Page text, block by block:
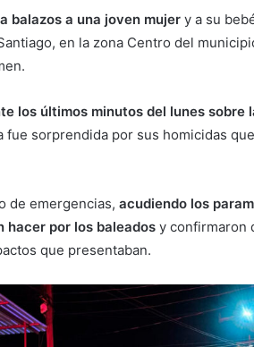
balazos a una joven mujer y a su
en la zona Centro del
los últimos minutos del lunes sobre
sorprendida por sus homicidas
de emergencias, acudiendo los
hacer por los baleados y confirmaron
que presentaban.